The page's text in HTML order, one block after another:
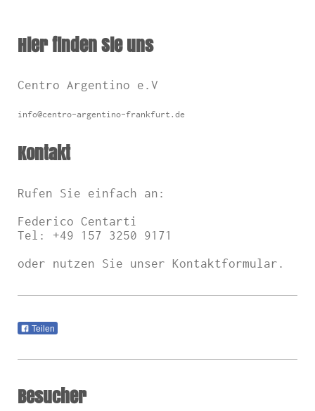
Hier finden Sie uns
Centro Argentino e.V
info@centro-argentino-frankfurt.de
Kontakt
Rufen Sie einfach an:
Federico Centarti
Tel: +49 157 3250 9171
oder nutzen Sie unser Kontaktformular.
Teilen
Besucher